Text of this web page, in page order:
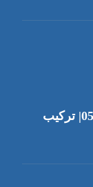
بناء مظلات في الفجيرة |0545681606| تركيب